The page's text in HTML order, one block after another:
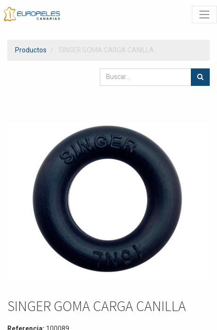
Productos SINGER GOMA CARGA CANILLA
SINGER GOMA CARGA CANILLA